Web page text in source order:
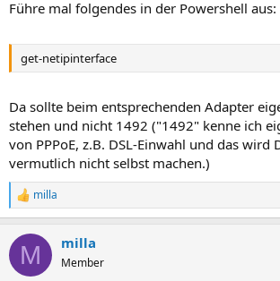
Führe mal folgendes in der Powershell aus:
get-netipinterface
Da sollte beim entsprechenden Adapter
stehen und nicht 1492 ("1492" kenne ich
von PPPoE, z.B. DSL-Einwahl und das wird
vermutlich nicht selbst machen.)
R
e
k
i
milla
M milla
Member